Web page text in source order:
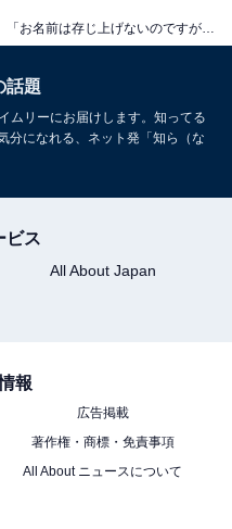
話題
ムリーにお届けします。知ってる
分になれる、ネット発「知ら（な
ビス
All About Japan
報
広告掲載
著作権・商標・免責事項
All About ニュースについて